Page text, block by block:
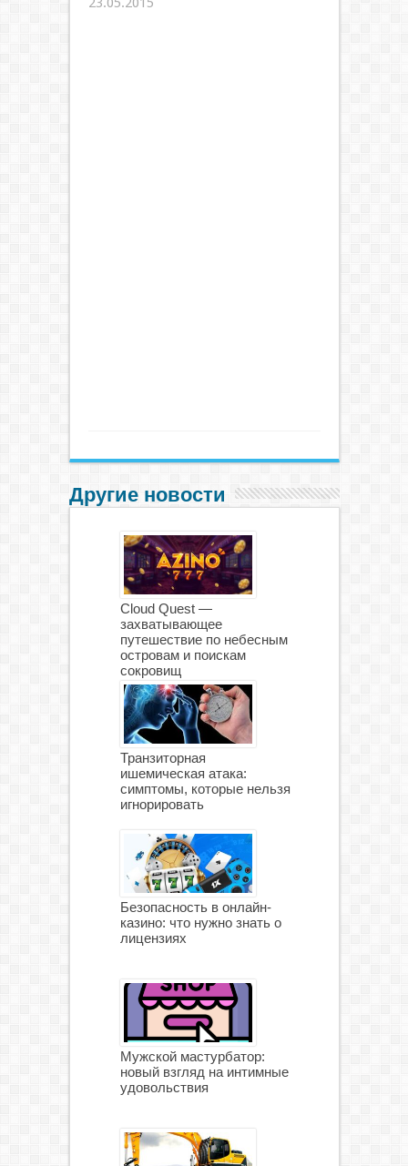
Другие новости
Cloud Quest —
захватывающее
путешествие по небесным
островам и поискам
сокровищ
Транзиторная
ишемическая атака:
симптомы, которые нельзя
игнорировать
Безопасность в онлайн-
казино: что нужно знать о
лицензиях
Мужской мастурбатор:
новый взгляд на интимные
удовольствия